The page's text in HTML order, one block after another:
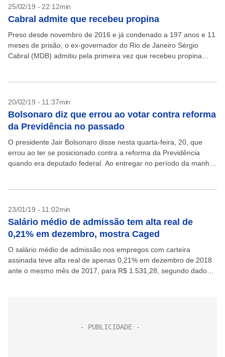
25/02/19 - 22:12min
Cabral admite que recebeu propina
Preso desde novembro de 2016 e já condenado a 197 anos e 11
meses de prisão, o ex-governador do Rio de Janeiro Sérgio
Cabral (MDB) admitiu pela primeira vez que recebeu propina
20/02/19 - 11:37min
Bolsonaro diz que errou ao votar contra reforma
da Previdência no passado
O presidente Jair Bolsonaro disse nesta quarta-feira, 20, que
errou ao ter se posicionado contra a reforma da Previdência
quando era deputado federal. Ao entregar no período da manhã
23/01/19 - 11:02min
Salário médio de admissão tem alta real de
0,21% em dezembro, mostra Caged
O salário médio de admissão nos empregos com carteira
assinada teve alta real de apenas 0,21% em dezembro de 2018
ante o mesmo mês de 2017, para R$ 1.531,28, segundo dados